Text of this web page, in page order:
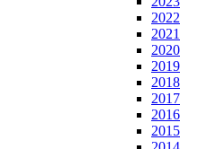
2022
2021
2020
2019
2018
2017
2016
2015